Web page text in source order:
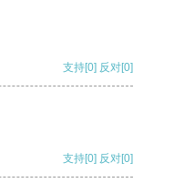
支持[0] 反对[0]
支持[0] 反对[0]